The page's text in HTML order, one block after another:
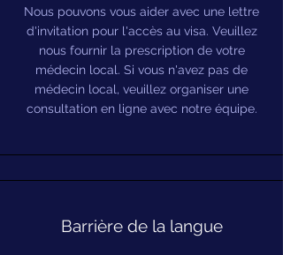
Nous pouvons vous aider avec une lettre
d'invitation pour l'accès au visa. Veuillez
nous fournir la prescription de votre
médecin local. Si vous n'avez pas de
médecin local, veuillez organiser une
consultation en ligne avec notre équipe.
Barrière de la langue